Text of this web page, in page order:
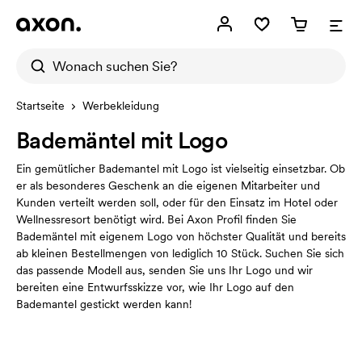
Startseite Werbekleidung
Bademäntel mit Logo
Ein gemütlicher Bademantel mit Logo ist vielseitig einsetzbar. Ob
er als besonderes Geschenk an die eigenen Mitarbeiter und
Kunden verteilt werden soll, oder für den Einsatz im Hotel oder
Wellnessresort benötigt wird. Bei Axon Profil finden Sie
Bademäntel mit eigenem Logo von höchster Qualität und bereits
ab kleinen Bestellmengen von lediglich 10 Stück. Suchen Sie sich
das passende Modell aus, senden Sie uns Ihr Logo und wir
bereiten eine Entwurfsskizze vor, wie Ihr Logo auf den
Bademantel gestickt werden kann!